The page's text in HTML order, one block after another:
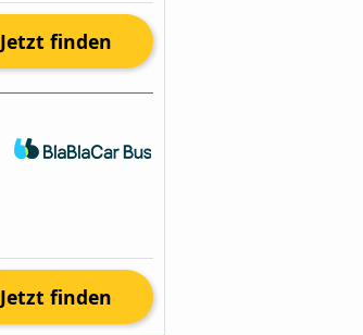
Jetzt finden
Jetzt finden